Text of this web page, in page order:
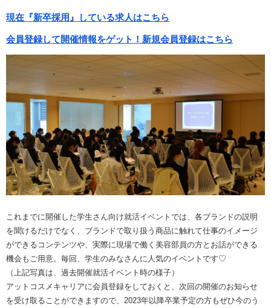
現在『新卒採用』している求人はこちら
会員登録して開催情報をゲット！新規会員登録はこちら
これまでに開催した学生さん向け就活イベントでは、各ブランドの説明
を聞けるだけでなく、ブランドで取り扱う商品に触れて仕事のイメージ
ができるコンテンツや、実際に現場で働く美容部員の方とお話ができる
機会もご用意。毎回、学生のみなさんに人気のイベントです♡
（上記写真は、過去開催就活イベント時の様子）
アットコスメキャリアに会員登録をしておくと、次回の開催のお知らせ
を受け取ることができますので、2023年以降卒業予定の方もぜひ今のう